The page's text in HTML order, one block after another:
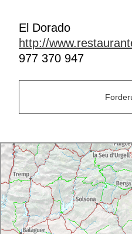
El Dorado
http://
977 370 947